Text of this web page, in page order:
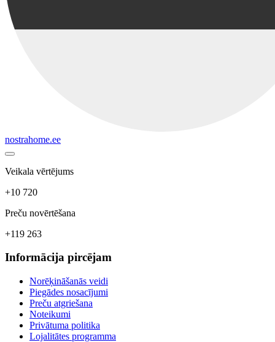
nostrahome.ee
Veikala vērtējums
+10 720
Preču novērtēšana
+119 263
Informācija pircējam
Norēķināšanās veidi
Piegādes nosacījumi
Preču atgriešana
Noteikumi
Privātuma politika
Lojalitātes programma